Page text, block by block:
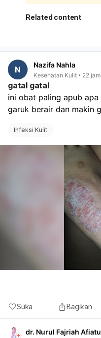
lanjutan,
kapan harus
BPJS/rujukan yang
bersalin. Kalau Ibu
terlalu lama bila ada
ketuban pecah,
rumah sakit.
Related content
N Nazifa Nahla
Kesehatan Kulit 22
gatal gatal
ini obat paling apub
garuk berair dan makin
Infeksi Kulit
Suka Bagikan
dr. Nurul Fajriah